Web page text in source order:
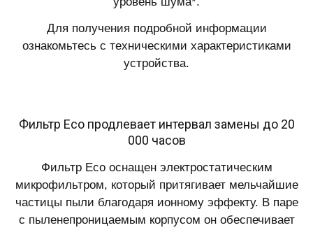
Для получения подробной информации
ознакомьтесь с техническими характеристиками
устройства.
Фильтр Eco продлевает интервал замены до 20
000 часов
Фильтр Eco оснащен электростатическим
микрофильтром, который притягивает мельчайшие
частицы пыли благодаря ионному эффекту. В паре
с пыленепроницаемым корпусом он обеспечивает